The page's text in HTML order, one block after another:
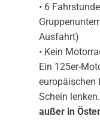
• 6
Ausfahrt)
• Kein
Ein 125er-
europäischen
Schein lenken.
außer in